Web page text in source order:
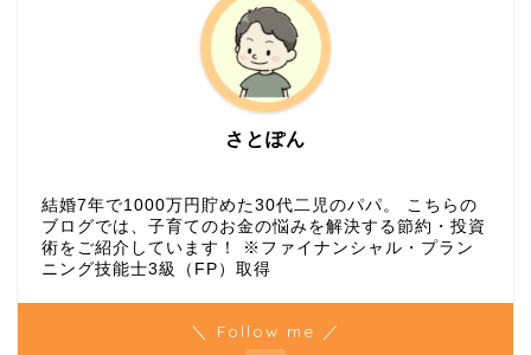
さとぽん
結婚7年で1000万円貯めた30代二児のパパ。 こちらの
ブログでは、子育てのお金の悩みを解決する節約・投資
術をご紹介しています！ ※ファイナンシャル・プラン
ニング技能士3級（FP）取得
＼ Follow me ／